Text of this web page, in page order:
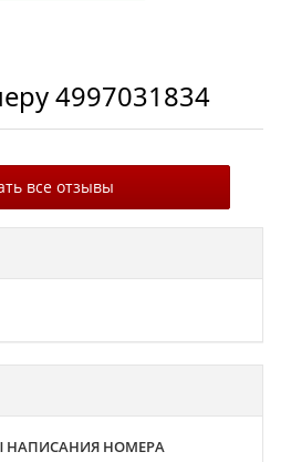
4997031834
все отзывы
НОМЕРА